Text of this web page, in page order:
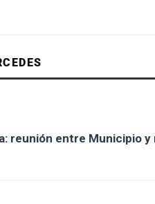
reunión entre Municipio